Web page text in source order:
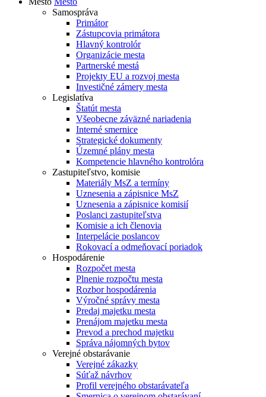
Samospráva
Primátor
Zástupcovia primátora
Hlavný kontrolór
Organizácie mesta
Partnerské mestá
Projekty EU a rozvoj mesta
Investičné zámery mesta
Legislatíva
Štatút mesta
Všeobecne záväzné nariadenia
Interné smernice
Strategické dokumenty
Územné plány mesta
Kompetencie hlavného kontrolóra
Zastupiteľstvo, komisie
Materiály MsZ a termíny
Uznesenia a zápisnice MsZ
Uznesenia a zápisnice komisií
Poslanci zastupiteľstva
Komisie a ich členovia
Interpelácie poslancov
Rokovací a odmeňovací poriadok
Hospodárenie
Rozpočet mesta
Plnenie rozpočtu mesta
Rozbor hospodárenia
Výročné správy mesta
Predaj majetku mesta
Prenájom majetku mesta
Prevod a prechod majetku
Správa nájomných bytov
Verejné obstarávanie
Verejné zákazky
Súťaž návrhov
Profil verejného obstarávateľa